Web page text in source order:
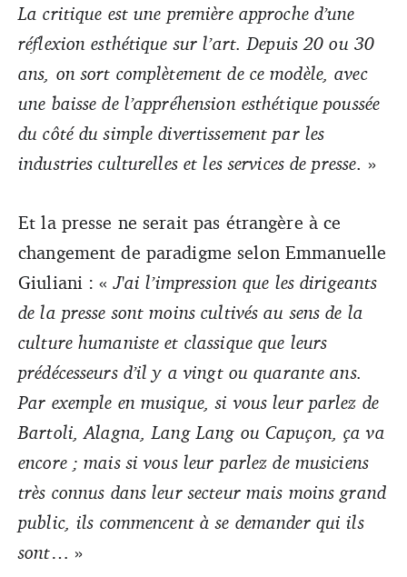
La critique est une première approche d’une
réflexion esthétique sur l’art. Depuis 20 ou 30
ans, on sort complètement de ce modèle, avec
une baisse de l’appréhension esthétique poussée
du côté du simple divertissement par les
industries culturelles et les services de presse. »
Et la presse ne serait pas étrangère à ce
changement de paradigme selon Emmanuelle
Giuliani : «J'ai l’impression que les dirigeants
de la presse sont moins cultivés au sens de la
culture humaniste et classique que leurs
prédécesseurs d’il y a vingt ou quarante ans.
Par exemple en musique, si vous leur parlez de
Bartoli, Alagna, Lang Lang ou Capuçon, ça va
encore ; mais si vous leur parlez de musiciens
très connus dans leur secteur mais moins grand
public, ils commencent à se demander qui ils
sont… »